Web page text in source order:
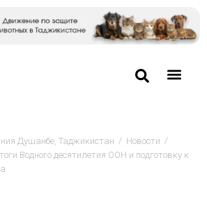
Душанбе, Таджикистан / Новости /
Водного десятилетия ООН и подготовку к